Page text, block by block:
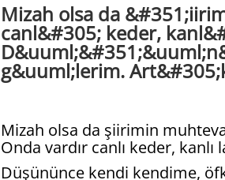
Mizah olsa da
canl&#305; keder,
g&uuml;lerim.
Mizah olsa da şiirimin
Onda vardır canlı keder, kanlı
Düşününce kendi kendime,